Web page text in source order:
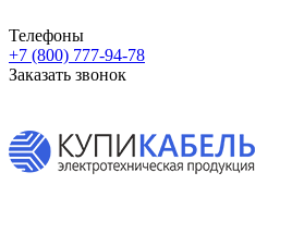
Телефоны
+7 (800) 777-94-78
Заказать звонок